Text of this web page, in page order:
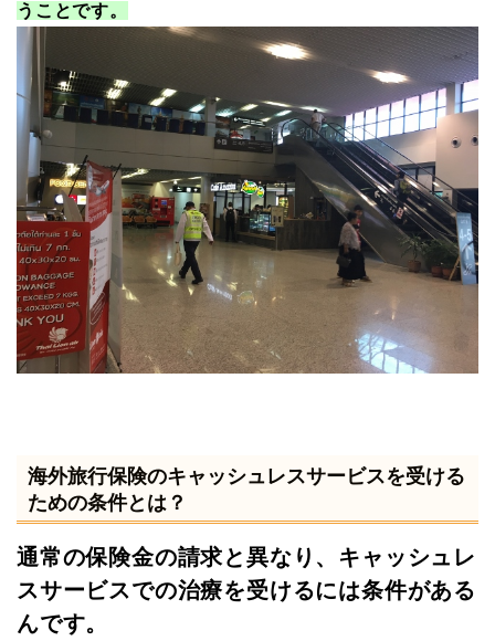
うことです。
海外旅行保険のキャッシュレスサービスを受ける
ための条件とは？
通常の保険金の請求と異なり、キャッシュレ
スサービスでの治療を受けるには条件がある
んです。